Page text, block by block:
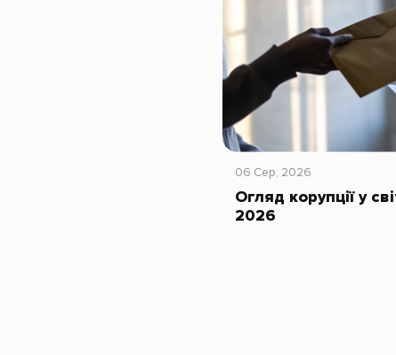
06 Сер, 2026
Огляд корупції у
2026